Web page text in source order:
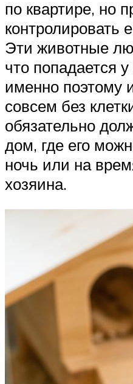
по квартире, но
контролировать
Эти животные
что попадается
именно поэтому
совсем без
обязательно
дом, где его
ночь или на
хозяина.